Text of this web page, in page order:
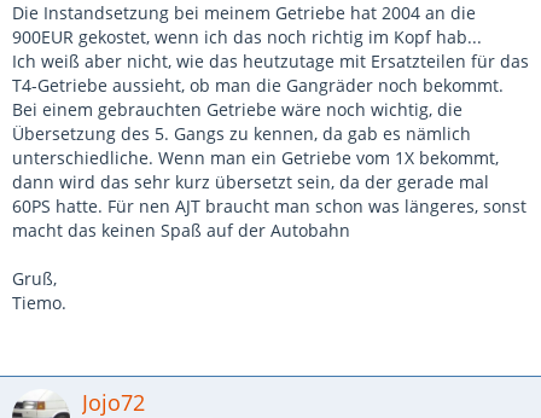
Die Instandsetzung bei meinem Getriebe hat 2004 an die
900EUR gekostet, wenn ich das noch richtig im Kopf hab...
Ich weiß aber nicht, wie das heutzutage mit Ersatzteilen für das
T4-Getriebe aussieht, ob man die Gangräder noch bekommt.
Bei einem gebrauchten Getriebe wäre noch wichtig, die
Übersetzung des 5. Gangs zu kennen, da gab es nämlich
unterschiedliche. Wenn man ein Getriebe vom 1X bekommt,
dann wird das sehr kurz übersetzt sein, da der gerade mal
60PS hatte. Für nen AJT braucht man schon was längeres, sonst
macht das keinen Spaß auf der Autobahn
Gruß,
Tiemo.
Jojo72